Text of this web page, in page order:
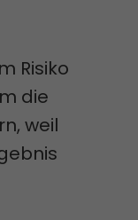
Risiko
die
weil